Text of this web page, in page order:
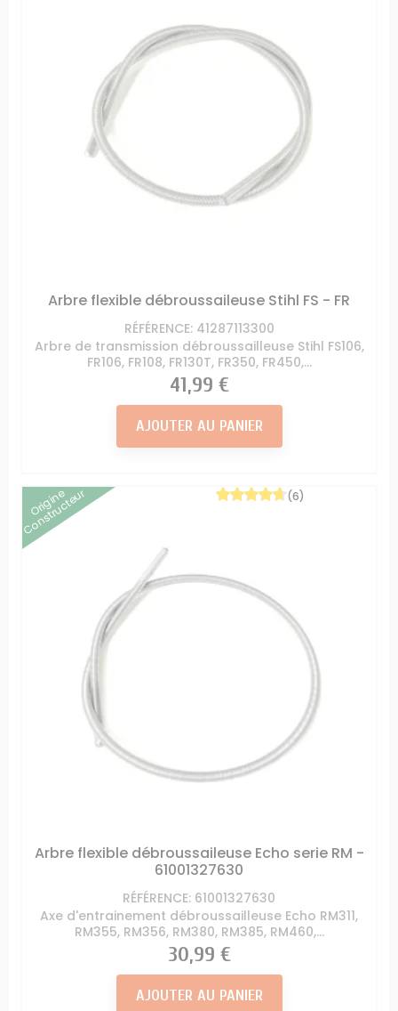
Arbre flexible débroussaileuse Stihl FS - FR
RÉFÉRENCE: 41287113300
Arbre de transmission débroussailleuse Stihl FS106,
FR106, FR108, FR130T, FR350, FR450,...
Prix
41,99 €
AJOUTER AU PANIER
Origine
Constructeur
Arbre flexible débroussaileuse Echo serie RM -
61001327630
RÉFÉRENCE: 61001327630
Axe d'entrainement débroussailleuse Echo RM311,
RM355, RM356, RM380, RM385, RM460,...
(6)
Prix
30,99 €
AJOUTER AU PANIER